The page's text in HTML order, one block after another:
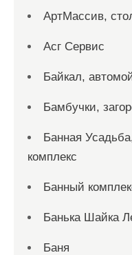
АртМассив,
Асг Сервис
Байкал,
Бамбучки,
Банная
комплекс
Банный
Банька Шайка
Баня